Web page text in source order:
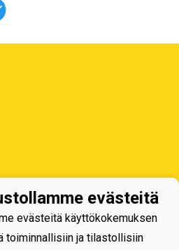
Kaarina
evästeitä
evästeitä käyttökokemuksen
toiminnallisiin ja tilastollisiin